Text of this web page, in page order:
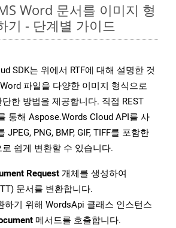
Word 문서를 이미지 형
기 - 단계별 가이드
SDK는 위에서 RTF에 대해 설명한 것
파일을 다양한 이미지 형식으로
한 방법을 제공합니다. 직접 REST
통해 Aspose.Words Cloud API를 사
JPEG, PNG, BMP, GIF, TIFF를 포함한
쉽게 변환할 수 있습니다.
Request 개체를 생성하여
문서를 변환합니다.
하기 위해 WordsApi 클래스 인스턴스
메서드를 호출합니다.